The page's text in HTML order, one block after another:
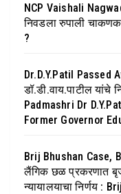
NCP Vaishali
निवडला रुपाली
?
Dr.D.Y.Patil Passed
डॉ.डी.वाय.पाटील यांचे
Padmashri Dr
Former Governor
Brij Bhushan Case,
लैंगिक छळ प्रकरणात
न्यायालयाचा निर्णय :